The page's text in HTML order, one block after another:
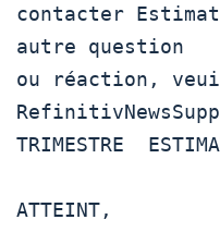
contacter
autre question
ou réaction,
TRIMESTRE
ATTEINT,